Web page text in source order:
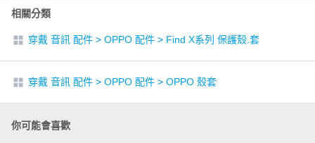
相關分類
穿戴 音訊 配件 > OPPO 配件 > Find X系列 保護殼.套
穿戴 音訊 配件 > OPPO 配件 > OPPO 殼套
你可能會喜歡